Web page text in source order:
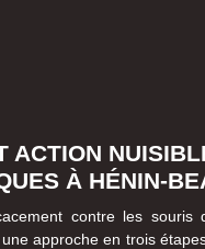
ACTION
À HÉNIN-
contre les souris
approche en trois